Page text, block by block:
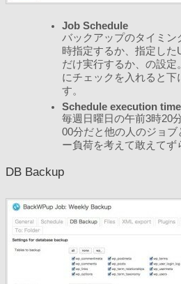
Job Schedule
バックアップのタイミン
時指定するか、指定した
だけ実行するか、の設定
にチェックを入れると下
す。
Schedule execution time
毎週日曜日の午前3時20
00分だと他の人のジョ
ー負荷を考えて敢えてず
DB Backup